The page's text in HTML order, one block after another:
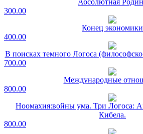
Абсолютная
300.00
Конец экономики
400.00
В поисках темного Логоса
700.00
Международные
800.00
Ноомахия:войны ума. Три Логоса:
Кибела.
800.00